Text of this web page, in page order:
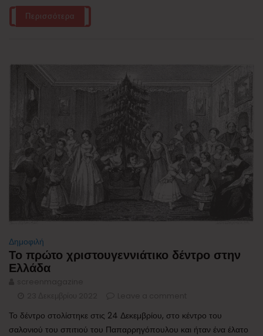
Περισσότερα
Δημοφιλή
Το πρώτο χριστουγεννιάτικο δέντρο στην
Ελλάδα
Το δέντρο στολίστηκε στις 24 Δεκεμβρίου, στο κέντρο του
σαλονιού του σπιτιού του Παπαρρηγόπουλου και ήταν ένα έλατο